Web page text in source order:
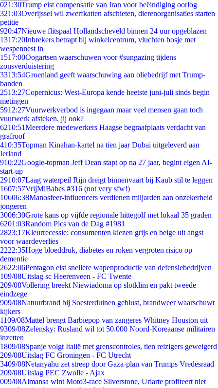
021:30Trump eist compensatie van Iran voor beëindiging oorlog
321:03Overijssel wil zwerfkatten afschieten, dierenorganisaties starten
petitie
920:47Nieuwe flitspaal Hollandscheveld binnen 24 uur opgeblazen
1317:20Inbrekers betrapt bij winkelcentrum, vluchten bosje met
wespennest in
1517:00Oogartsen waarschuwen voor #sungazing tijdens
zonsverduistering
3313:54Groenland geeft waarschuwing aan oliebedrijf met Trump-
banden
2513:27Copernicus: West-Europa kende heetste juni-juli sinds begin
metingen
5912:27Vuurwerkverbod is ingegaan maar veel mensen gaan toch
vuurwerk afsteken, jij ook?
6210:51Meerdere medewerkers Haagse begraafplaats verdacht van
grafroof
410:35Topman Kinahan-kartel na tien jaar Dubai uitgeleverd aan
Ierland
910:22Google-topman Jeff Dean stapt op na 27 jaar, begint eigen AI-
start-up
2910:07Laag waterpeil Rijn dreigt binnenvaart bij Kaub stil te leggen
1607:57VrijMiBabes #316 (not very sfw!)
10606:38Manosfeer-influencers verdienen miljarden aan onzekerheid
jongeren
3006:30Grote kans op vijfde regionale hittegolf met lokaal 35 graden
6201:03Random Pics van de Dag #1981
2823:17Kleurrecessie: consumenten kiezen grijs en beige uit angst
voor waardeverlies
2222:35Hoge bloeddruk, diabetes en roken vergroten risico op
dementie
2622:06Pentagon eist snellere wapenproductie van defensiebedrijven
109/08Uitslag sc Heerenveen - FC Twente
209/08Vollering breekt Niewiadoma op slotklim en pakt tweede
eindzege
909/08Natuurbrand bij Soesterduinen geblust, brandweer waarschuwt
kijkers
1109/08Mattel brengt Barbiepop van zangeres Whitney Houston uit
9309/08Zelensky: Rusland wil tot 50.000 Noord-Koreaanse militairen
inzetten
1809/08Spanje volgt Italië met grenscontroles, tien reizigers geweigerd
209/08Uitslag FC Groningen - FC Utrecht
3409/08Netanyahu zet streep door Gaza-plan van Trumps Vredesraad
209/08Uitslag PEC Zwolle - Ajax
009/08Almansa wint Moto3-race Silverstone, Uriarte profiteert niet